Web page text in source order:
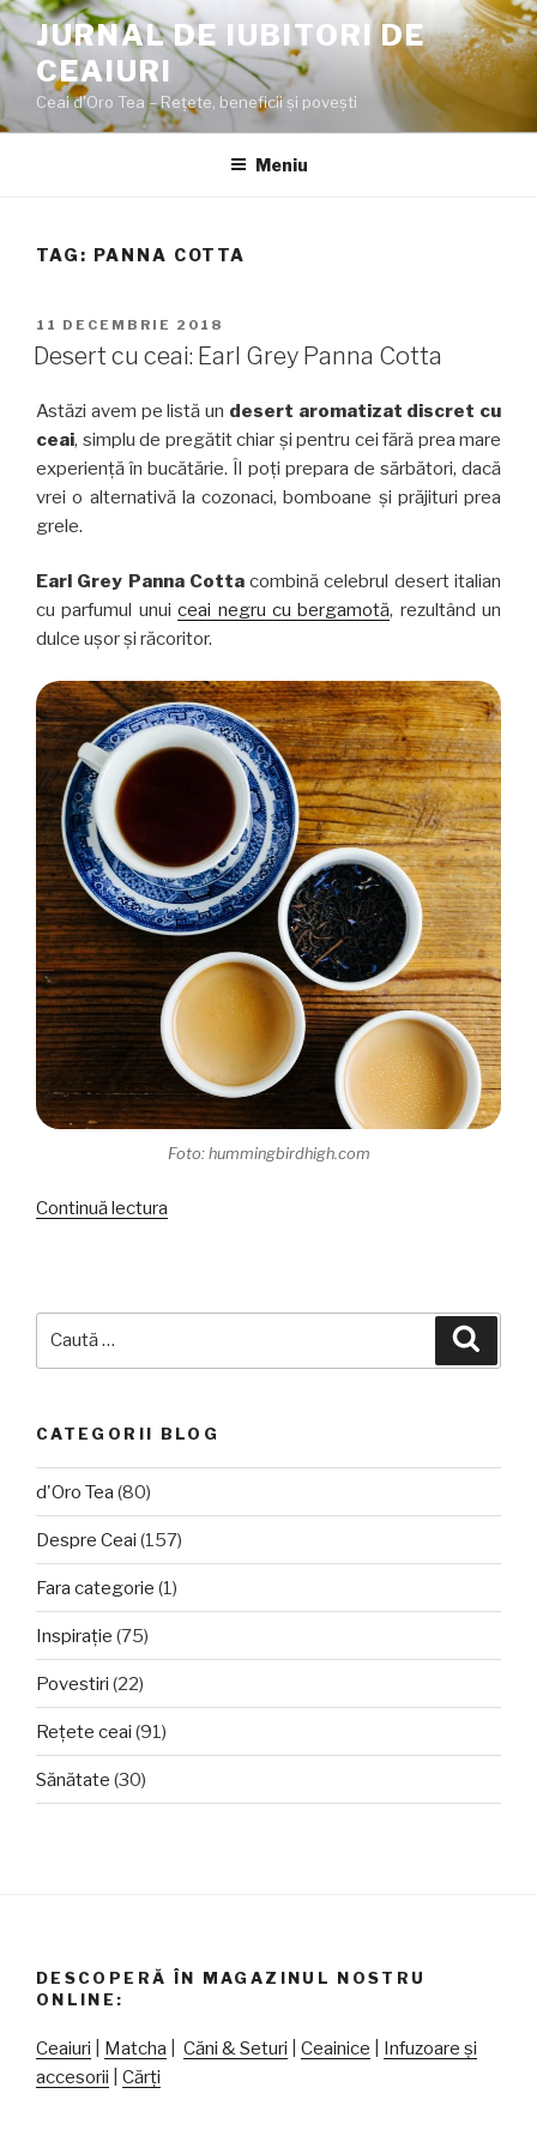
Sari
la
conținut
JURNAL DE IUBITORI DE
CEAIURI
Ceai d'Oro Tea – Rețete, beneficii şi poveşti
Meniu
TAG: PANNA COTTA
PUBLICAT
PE
11 DECEMBRIE 2018
Desert cu ceai: Earl Grey Panna Cotta
Astăzi avem pe listă un desert aromatizat discret cu
ceai, simplu de pregătit chiar și pentru cei fără prea mare
experiență în bucătărie. Îl poți prepara de sărbători, dacă
vrei o alternativă la cozonaci, bomboane și prăjituri prea
grele.
Earl Grey Panna Cottacombină celebrul desert italian
cu parfumul unuiceai negru cu bergamotă, rezultând un
dulce ușor și răcoritor.
Foto: hummingbirdhigh.com
Continuă lectura
CATEGORII BLOG
d'Oro Tea (80)
Despre Ceai (157)
Fara categorie (1)
Inspirație (75)
Povestiri (22)
Rețete ceai (91)
Sănătate (30)
DESCOPERĂ ÎN MAGAZINUL NOSTRU
ONLINE:
Ceaiuri Matcha Căni & Seturi Ceainice
Infuzoare și
accesorii
Cărți